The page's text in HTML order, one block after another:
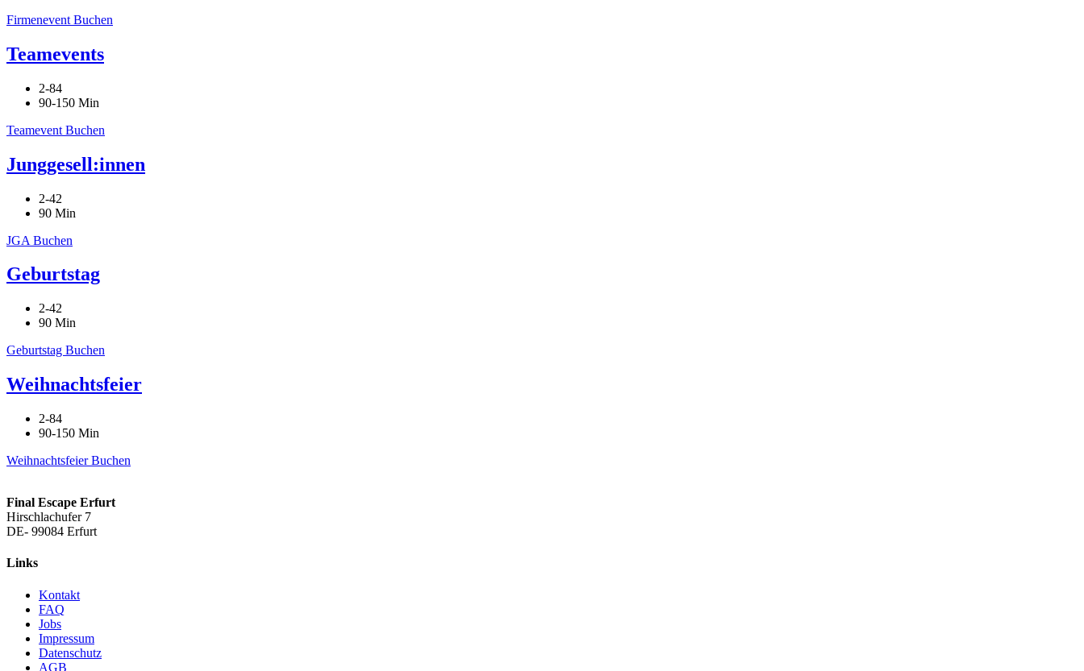
Firmenevent Buchen
Teamevents
2-84
90-150 Min
Teamevent Buchen
Junggesell:innen
2-42
90 Min
JGA Buchen
Geburtstag
2-42
90 Min
Geburtstag Buchen
Weihnachtsfeier
2-84
90-150 Min
Weihnachtsfeier Buchen
Final Escape Erfurt
Hirschlachufer 7
DE- 99084 Erfurt
Links
Kontakt
FAQ
Jobs
Impressum
Datenschutz
AGB